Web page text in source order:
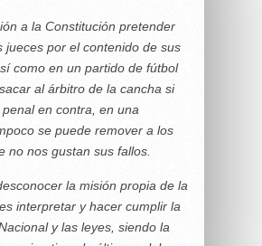
a la Constitución pretender
jueces por el contenido de sus
como en un partido de fútbol
al árbitro de la cancha si
en contra, en una
se puede remover a los
no nos gustan sus fallos.
la misión propia de la
interpretar y hacer cumplir la
y las leyes, siendo la